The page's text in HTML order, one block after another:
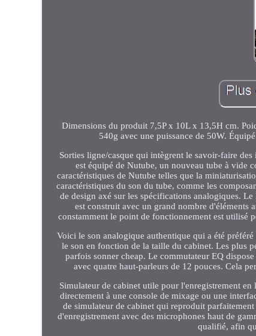
Dimensions du produit 7,5P x 10L x 13,5H cm.
540g avec une puissance de 50W.
Sorties ligne/casque qui intègrent le savoir-faire
est équipé de Nutube, un nouveau tube à vide
caractéristiques de Nutube telles que la
caractéristiques du son du tube, comme les
de design axé sur les spécifications analogiques.
est construit avec un grand nombre
constamment le point de fonctionnement est utilisé
Voici le son analogique authentique qui a été
le son en fonction de la taille du cabinet. Les plus
parfois sonner cheap. Le commutateur EQ
avec quatre haut-parleurs de 12 pouces. Cela
Simulateur de cabinet utile pour l'enregistrement
directement à une console de mixage ou une
de simulateur de cabinet qui reproduit
d'enregistrement avec des microphones haut de
qualifié, afin